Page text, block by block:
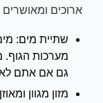
ארוכים
שתיית מים:
גם אם אתם
מזון מגוון